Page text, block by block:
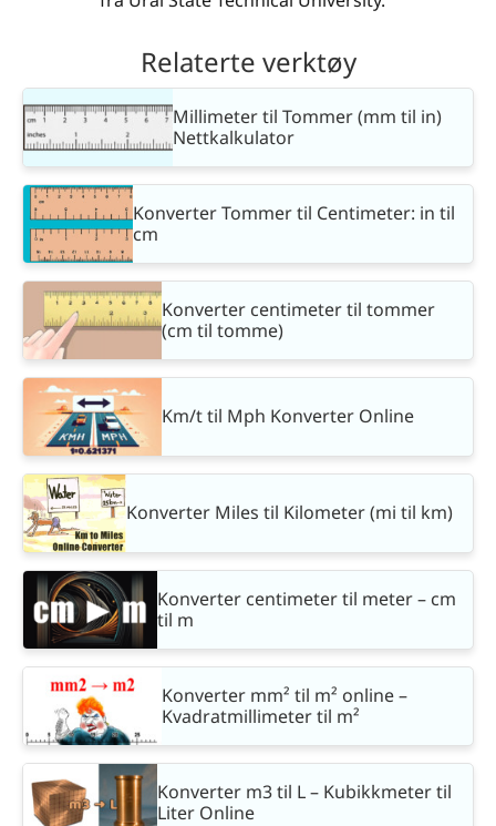
Relaterte verktøy
Millimeter til Tommer (mm til in)
Nettkalkulator
Konverter Tommer til Centimeter: in til
cm
Konverter centimeter til tommer
(cm til tomme)
Km/t til Mph Konverter Online
Konverter Miles til Kilometer (mi til km)
Konverter centimeter til meter – cm
til m
Konverter mm² til m² online –
Kvadratmillimeter til m²
Konverter m3 til L – Kubikkmeter til
Liter Online